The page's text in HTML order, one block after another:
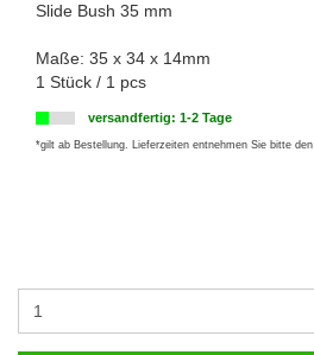
Slide Bush 35 mm
Maße: 35 x 34 x 14mm
1 Stück / 1 pcs
versandfertig: 1-2 Tage
*gilt ab Bestellung. Lieferzeiten entnehmen Sie bitte den